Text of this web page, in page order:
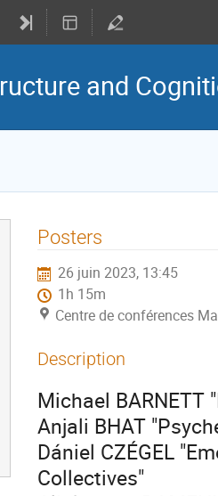
and
Posters
26 juin 2023, 13:45
1h 15m
Centre de conférences
Description
Michael BARNETT
Anjali BHAT
Dániel CZÉGEL
Collectives"